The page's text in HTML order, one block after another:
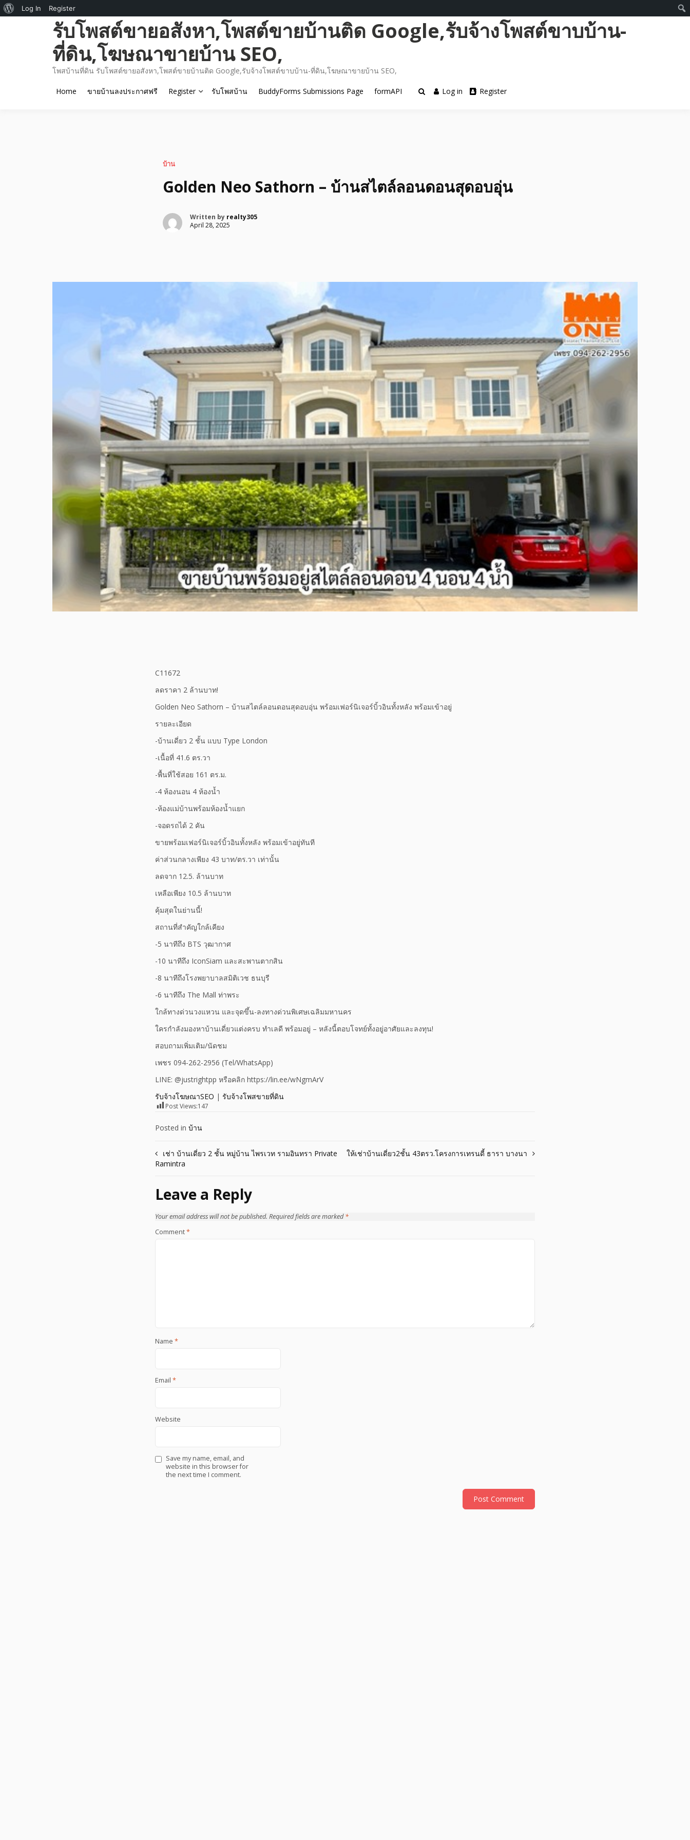
รับโพสต์ขายอสังหา,โพสต์ขายบ้านติด Google,รับจ้างโพสต์ขาบบ้าน-
ที่ดิน,โฆษณาขายบ้าน SEO,
โพสบ้านที่ดิน รับโพสต์ขายอสังหา,โพสต์ขายบ้านติด Google,รับจ้างโพสต์ขาบบ้าน-ที่ดิน,โฆษณาขายบ้าน SEO,
Home ขายบ้านลงประกาศฟรี Register รับโพสบ้าน BuddyForms Submissions Page formAPI Log in Register
บ้าน
Golden Neo Sathorn – บ้านสไตล์ลอนดอนสุดอบอุ่น
Written by realty305
April 28, 2025
C11672
ลดราคา 2 ล้านบาท!
Golden Neo Sathorn – บ้านสไตล์ลอนดอนสุดอบอุ่น พร้อมเฟอร์นิเจอร์บิ้วอินทั้งหลัง พร้อมเข้าอยู่
รายละเอียด
-บ้านเดี่ยว 2 ชั้น แบบ Type London
-เนื้อที่ 41.6 ตร.วา
-พื้นที่ใช้สอย 161 ตร.ม.
-4 ห้องนอน 4 ห้องน้ำ
-ห้องแม่บ้านพร้อมห้องน้ำแยก
-จอดรถได้ 2 คัน
ขายพร้อมเฟอร์นิเจอร์บิ้วอินทั้งหลัง พร้อมเข้าอยู่ทันที
ค่าส่วนกลางเพียง 43 บาท/ตร.วา เท่านั้น
ลดจาก 12.5. ล้านบาท
เหลือเพียง 10.5 ล้านบาท
คุ้มสุดในย่านนี้!
สถานที่สำคัญใกล้เคียง
-5 นาทีถึง BTS วุฒากาศ
-10 นาทีถึง IconSiam และสะพานตากสิน
-8 นาทีถึงโรงพยาบาลสมิติเวช ธนบุรี
-6 นาทีถึง The Mall ท่าพระ
ใกล้ทางด่วนวงแหวน และจุดขึ้น-ลงทางด่วนพิเศษเฉลิมมหานคร
ใครกำลังมองหาบ้านเดี่ยวแต่งครบ ทำเลดี พร้อมอยู่ – หลังนี้ตอบโจทย์ทั้งอยู่อาศัยและลงทุน!
สอบถามเพิ่มเติม/นัดชม
เพชร 094-262-2956 (Tel/WhatsApp)
LINE: @justrightpp หรือคลิก https://lin.ee/wNgmArV
รับจ้างโฆษณาSEO | รับจ้างโพสขายที่ดิน
Post Views:147
Posted in บ้าน
Post
เช่า บ้านเดี่ยว 2 ชั้น หมู่บ้าน ไพรเวท รามอินทรา Private
Ramintra
ให้เช่าบ้านเดี่ยว2ชั้น 43ตรว.โครงการเทรนดี้ ธารา บางนา
Leave a Reply
Your email address will not be published. Required fields are marked*
Comment*
Name *
Email *
Website
Save my name, email, and
website in this browser for
the next time I comment.
About
Log In Register